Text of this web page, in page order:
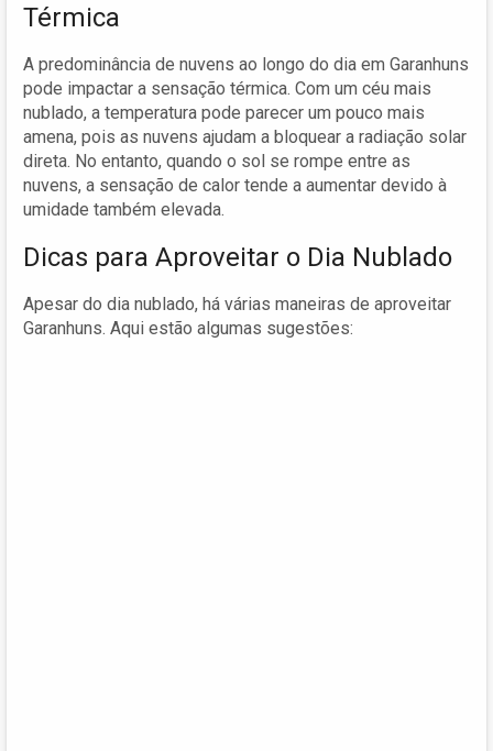
Térmica
A predominância de nuvens ao longo do dia em Garanhuns
pode impactar a sensação térmica. Com um céu mais
nublado, a temperatura pode parecer um pouco mais
amena, pois as nuvens ajudam a bloquear a radiação solar
direta. No entanto, quando o sol se rompe entre as
nuvens, a sensação de calor tende a aumentar devido à
umidade também elevada.
Dicas para Aproveitar o Dia Nublado
Apesar do dia nublado, há várias maneiras de aproveitar
Garanhuns. Aqui estão algumas sugestões: